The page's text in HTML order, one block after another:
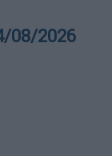
08/2026